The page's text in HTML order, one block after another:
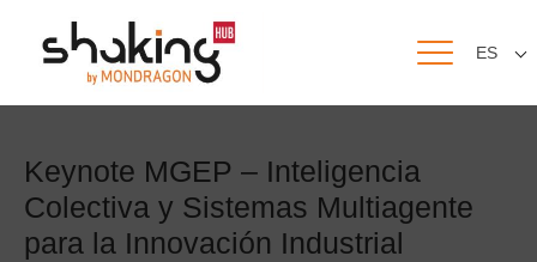
ES
Keynote MGEP – Inteligencia
Colectiva y Sistemas Multiagente
para la Innovación Industrial